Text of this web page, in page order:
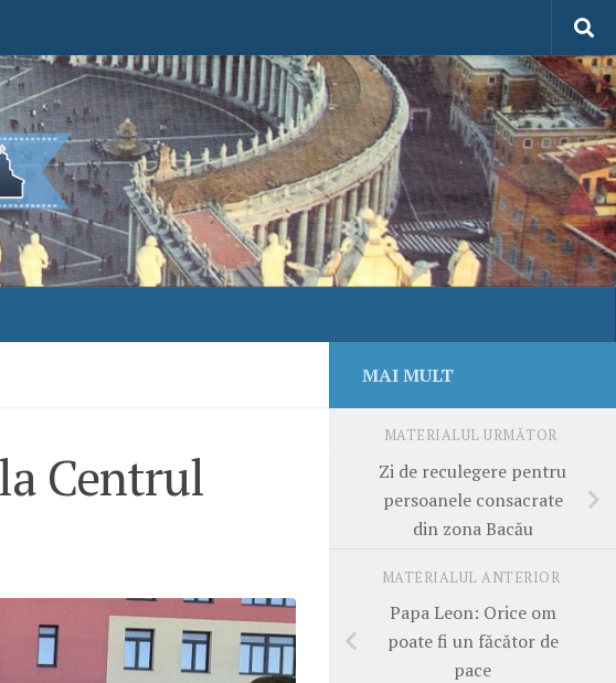
Centrul
MAI MULT
MATERIALUL URMĂTOR
Zi de reculegere pentru
persoanele consacrate
din zona Bacău
MATERIALUL ANTERIOR
Papa Leon: Orice om
poate fi un făcător de
pace